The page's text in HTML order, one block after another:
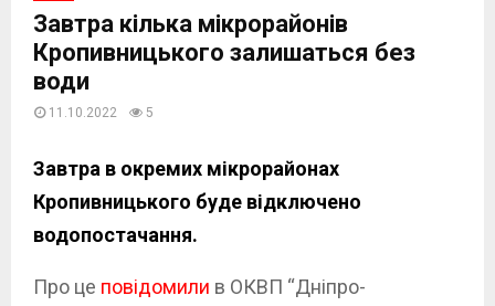
Завтра кілька мікрорайонів
Кропивницького залишаться без
води
11.10.2022 5
Завтра в окремих мікрорайонах
Кропивницького буде відключено
водопостачання.
Про це повідомили в ОКВП “Дніпро-